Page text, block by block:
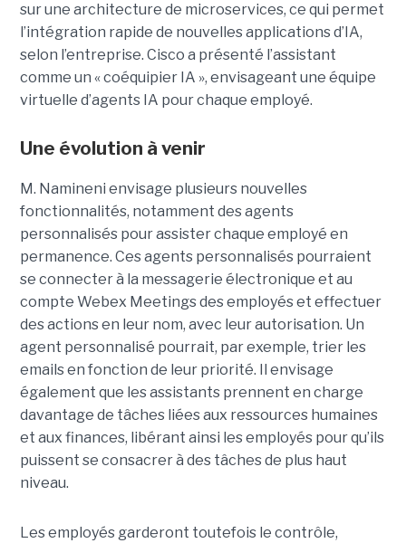
sur une architecture de microservices, ce qui permet
l’intégration rapide de nouvelles applications d’IA,
selon l’entreprise. Cisco a présenté l’assistant
comme un « coéquipier IA », envisageant une équipe
virtuelle d’agents IA pour chaque employé.
Une évolution à venir
M. Namineni envisage plusieurs nouvelles
fonctionnalités, notamment des agents
personnalisés pour assister chaque employé en
permanence. Ces agents personnalisés pourraient
se connecter à la messagerie électronique et au
compte Webex Meetings des employés et effectuer
des actions en leur nom, avec leur autorisation. Un
agent personnalisé pourrait, par exemple, trier les
emails en fonction de leur priorité. Il envisage
également que les assistants prennent en charge
davantage de tâches liées aux ressources humaines
et aux finances, libérant ainsi les employés pour qu’ils
puissent se consacrer à des tâches de plus haut
niveau.
Les employés garderont toutefois le contrôle,